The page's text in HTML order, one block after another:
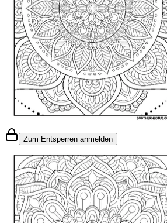
Zum Entsperren anmelden